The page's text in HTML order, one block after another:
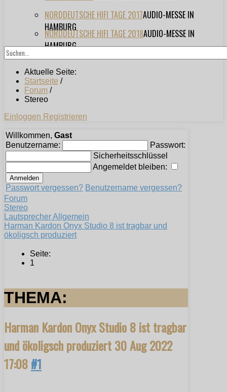
NORDDEUTSCHE HIFI TAGE 2017AUDIO-MESSE IN
HAMBURG
NORDDEUTSCHE HIFI TAGE 2018AUDIO-MESSE IN
HAMBURG
Aktuelle Seite:
Startseite /
Forum /
Stereo
Einloggen Registrieren
Willkommen, Gast
Benutzername:
Passwort:
Sicherheitsschlüssel
Angemeldet bleiben:
Passwort vergessen? Benutzername vergessen?
Forum
Stereo
Lautsprecher Allgemein
Harman Kardon Onyx Studio 8 ist tragbar und
ökoligsch produziert
Seite:
1
THEMA:
Harman Kardon Onyx Studio 8 ist tragbar
und ökoligsch produziert30 Aug 2022
17:08#1